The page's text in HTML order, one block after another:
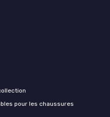
pour les chaussures